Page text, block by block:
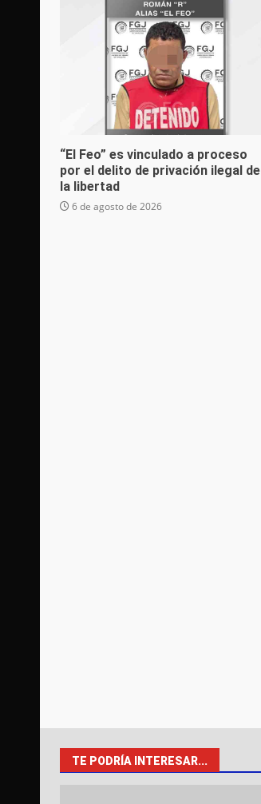
“El Feo” es vinculado a proceso
por el delito de privación ilegal de
la libertad
6 de agosto de 2026
TE PODRÍA INTERESAR...